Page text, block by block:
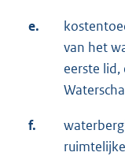
e.
van het
eerste lid,
f.